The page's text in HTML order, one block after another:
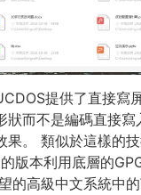
提供了直接寫
狀而不是編碼直接
果。 類似於這樣的
版本利用底層的
的高級中文系統中